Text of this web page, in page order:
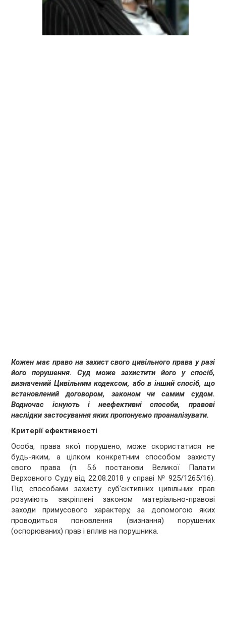
Кожен має право на захист свого цивільного права у разі
його порушення. Суд може захистити його у спосіб,
визначений Цивільним кодексом, або в інший спосіб, що
встановлений договором, законом чи самим судом.
Водночас існують і неефективні способи, правові
наслідки застосування яких пропонуємо проаналізувати.
Критерії ефективності
Особа, права якої порушено, може скористатися не
будь-яким, а цілком конкретним способом захисту
свого права (п. 5.6 постанови Великої Палати
Верховного Суду від 22.08.2018 у справі № 925/1265/16).
Під способами захисту суб'єктивних цивільних прав
розуміють закріплені законом матеріально-правові
заходи примусового характеру, за допомогою яких
проводиться поновлення (визнання) порушених
(оспорюваних) прав і вплив на порушника.